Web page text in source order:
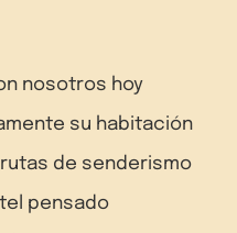
nosotros hoy
su habitación
de senderismo
pensado